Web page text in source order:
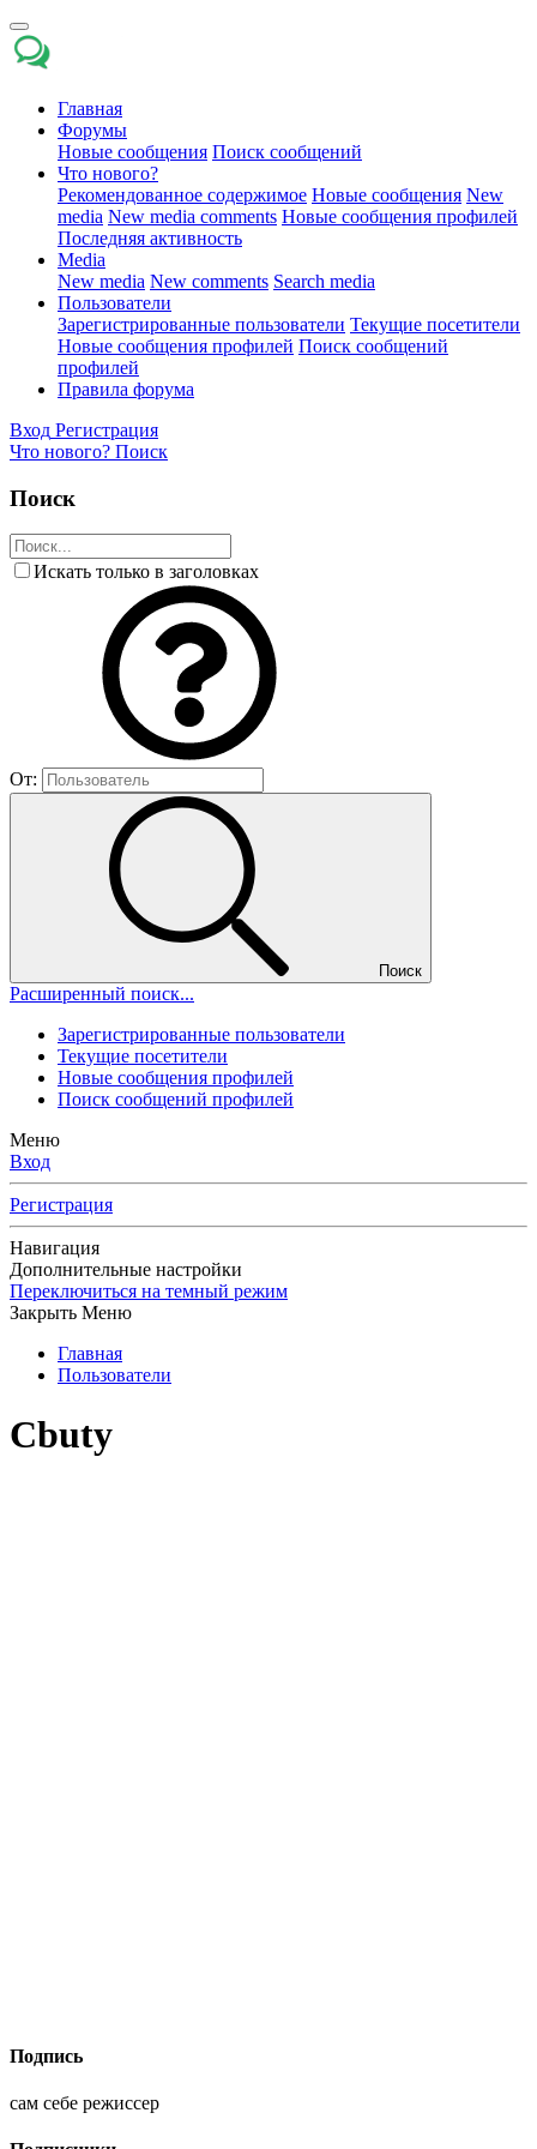
Главная
Форумы
Новые сообщения Поиск сообщений
Что нового?
Рекомендованное содержимое Новые сообщения New
media New media comments Новые сообщения профилей
Последняя активность
Media
New media New comments Search media
Пользователи
Зарегистрированные пользователи Текущие посетители
Новые сообщения профилей Поиск сообщений
профилей
Правила форума
Вход Регистрация
Что нового? Поиск
Поиск
Искать только в заголовках
От:
Поиск
Расширенный поиск...
Зарегистрированные пользователи
Текущие посетители
Новые сообщения профилей
Поиск сообщений профилей
Меню
Вход
Регистрация
Навигация
Дополнительные настройки
Переключиться на темный режим
Закрыть Меню
Главная
Пользователи
Cbuty
Подпись
сам себе режиссер